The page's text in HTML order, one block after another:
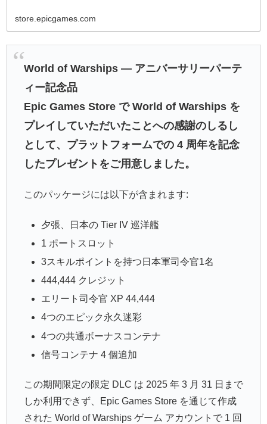
store.epicgames.com
World of Warships — アニバーサリーパーテ
ィー記念品
Epic Games Store で World of Warships を
プレイしていただいたことへの感謝のしるし
として、プラットフォームでの 4 周年を記念
したプレゼントをご用意しました。
このパッケージには以下が含まれます:
夕張、日本の Tier IV 巡洋艦
1 ポートスロット
3スキルポイントを持つ日本軍司令官1名
444,444 クレジット
エリート司令官 XP 44,444
4つのエピック永久迷彩
4つの共通ボーナスコンテナ
信号コンテナ 4 個追加
この期間限定の限定 DLC は 2025 年 3 月 31 日まで
しか利用できず、Epic Games Store を通じて作成
された World of Warships ゲーム アカウントで 1 回